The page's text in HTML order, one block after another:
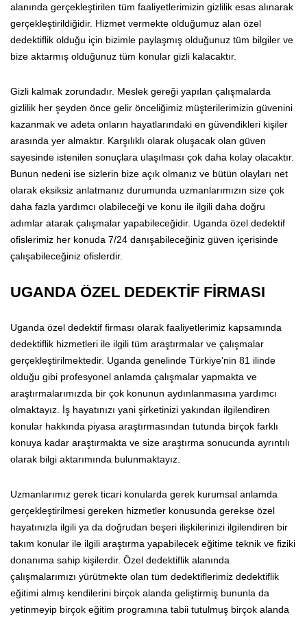
alanında gerçekleştirilen tüm faaliyetlerimizin gizlilik esas alınarak
gerçekleştirildiğidir. Hizmet vermekte olduğumuz alan özel
dedektiflik olduğu için bizimle paylaşmış olduğunuz tüm bilgiler ve
bize aktarmış olduğunuz tüm konular gizli kalacaktır.
Gizli kalmak zorundadır. Meslek gereği yapılan çalışmalarda
gizlilik her şeyden önce gelir önceliğimiz müşterilerimizin güvenini
kazanmak ve adeta onların hayatlarındaki en güvendikleri kişiler
arasında yer almaktır. Karşılıklı olarak oluşacak olan güven
sayesinde istenilen sonuçlara ulaşılması çok daha kolay olacaktır.
Bunun nedeni ise sizlerin bize açık olmanız ve bütün olayları net
olarak eksiksiz anlatmanız durumunda uzmanlarımızın size çok
daha fazla yardımcı olabileceği ve konu ile ilgili daha doğru
adımlar atarak çalışmalar yapabileceğidir. Uganda özel dedektif
ofislerimiz her konuda 7/24 danışabileceğiniz güven içerisinde
çalışabileceğiniz ofislerdir.
UGANDA ÖZEL DEDEKTİF FİRMASI
Uganda özel dedektif firması olarak faaliyetlerimiz kapsamında
dedektiflik hizmetleri ile ilgili tüm araştırmalar ve çalışmalar
gerçekleştirilmektedir. Uganda genelinde Türkiye’nin 81 ilinde
olduğu gibi profesyonel anlamda çalışmalar yapmakta ve
araştırmalarımızda bir çok konunun aydınlanmasına yardımcı
olmaktayız. İş hayatınızı yani şirketinizi yakından ilgilendiren
konular hakkında piyasa araştırmasından tutunda birçok farklı
konuya kadar araştırmakta ve size araştırma sonucunda ayrıntılı
olarak bilgi aktarımında bulunmaktayız.
Uzmanlarımız gerek ticari konularda gerek kurumsal anlamda
gerçekleştirilmesi gereken hizmetler konusunda gerekse özel
hayatınızla ilgili ya da doğrudan beşeri ilişkilerinizi ilgilendiren bir
takım konular ile ilgili araştırma yapabilecek eğitime teknik ve fiziki
donanıma sahip kişilerdir. Özel dedektiflik alanında
çalışmalarımızı yürütmekte olan tüm dedektiflerimiz dedektiflik
eğitimi almış kendilerini birçok alanda geliştirmiş bununla da
yetinmeyip birçok eğitim programına tabii tutulmuş birçok alanda